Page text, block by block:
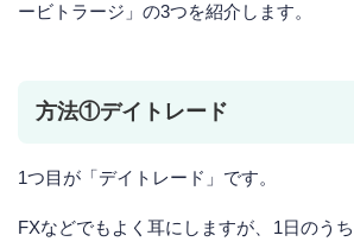
ービトラージ」の3つを紹介します。
方法①デイトレード
1つ目が「デイトレード」です。
FXなどでもよく耳にしますが、1日のう